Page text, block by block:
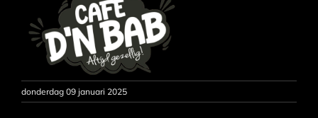
donderdag 09 januari 2025